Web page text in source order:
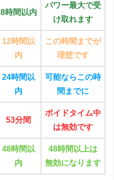
8時間以内
パワー最大で受
け取れます
12時間以
内
この時間までが
理想です
24時間以
内
可能ならこの時
間までに
53分間
ボイドタイム中
は無効です
48時間以
内
48時間以上は
無効になります